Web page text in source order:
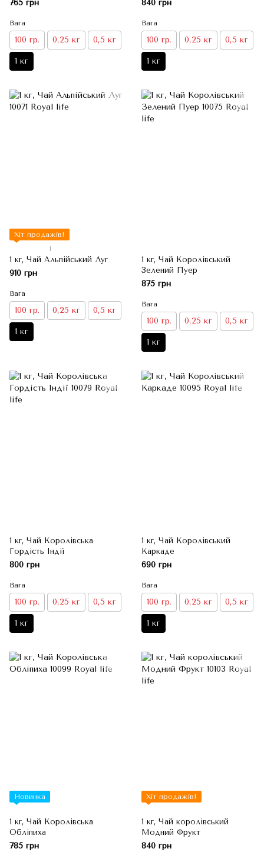
765 грн
Вага
100 гр. 0,25 кг 0,5 кг
1 кг
840 грн
Вага
100 гр. 0,25 кг 0,5 кг
1 кг
Хіт продажів!
1
1 кг, Чай Альпійський Луг
910 грн
Вага
100 гр. 0,25 кг 0,5 кг
1 кг
1 кг, Чай Королівський
Зелений Пуер
875 грн
Вага
100 гр. 0,25 кг 0,5 кг
1 кг
1 кг, Чай Королівська
Гордість Індії
800 грн
Вага
100 гр. 0,25 кг 0,5 кг
1 кг
1 кг, Чай Королівський
Каркаде
690 грн
Вага
100 гр. 0,25 кг 0,5 кг
1 кг
Новинка
1 кг, Чай Королівська
Обліпиха
785 грн
Хіт продажів!
1 кг, Чай королівський
Модний Фрукт
840 грн